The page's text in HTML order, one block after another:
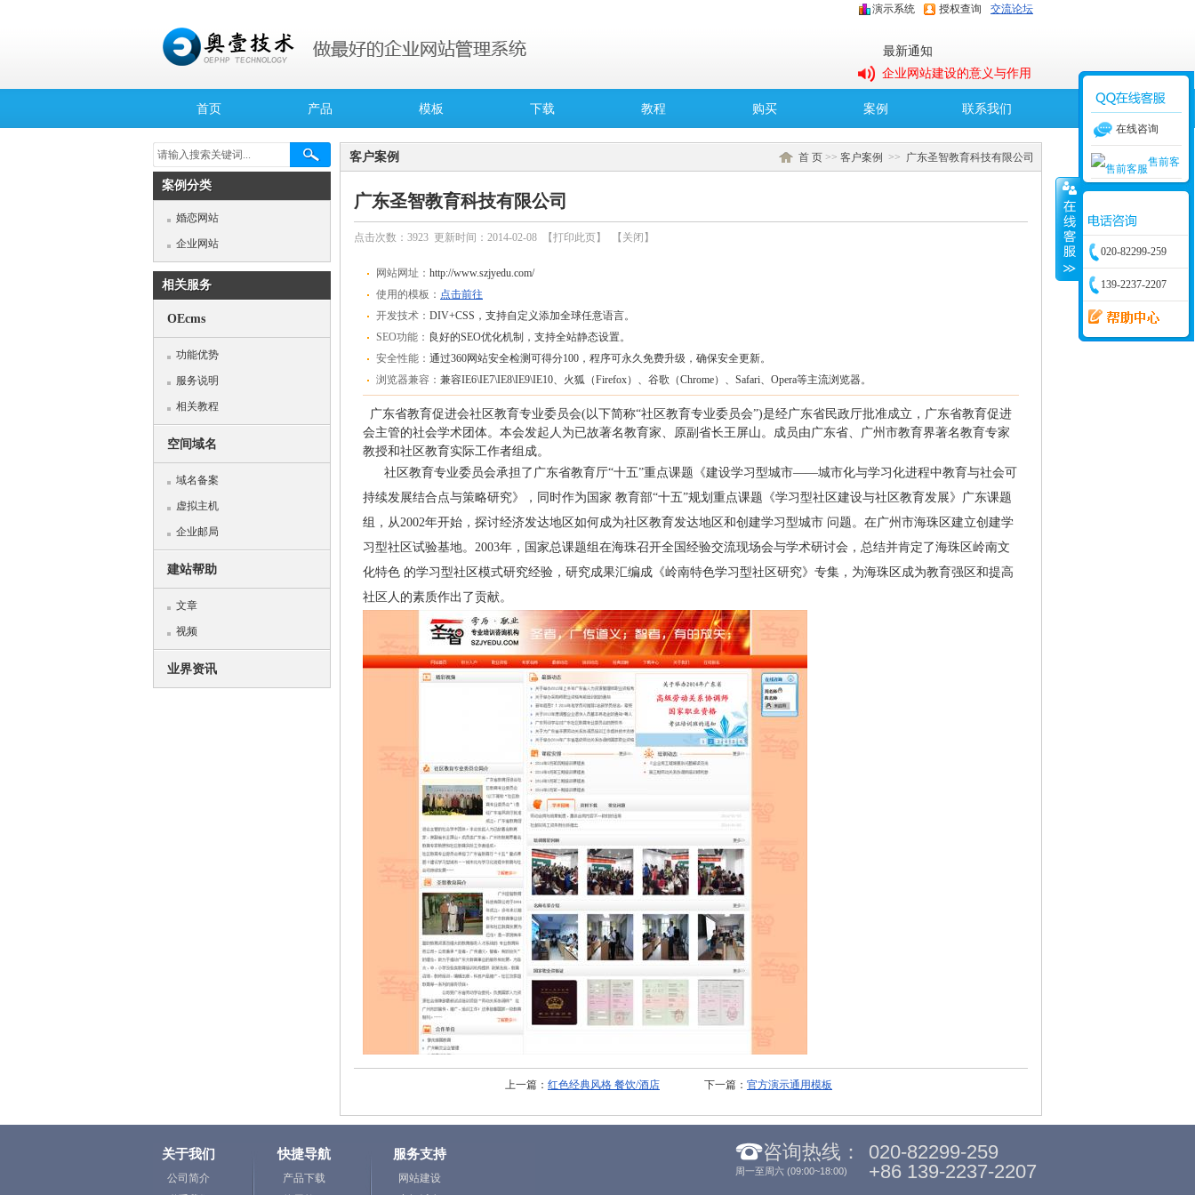
交流论坛
授权查询
演示系统
最新通知
企业网站建设的意义与作用
O2O婚恋交友解决方案
OElove集成五大优势、保障
B2B婚恋交友解决方案
首页 产品 模板 下载 教程 购买 案例 联系我们
请输入搜索关键词...
案例分类
婚恋网站
企业网站
相关服务
OEcms
功能优势
服务说明
相关教程
空间域名
域名备案
虚拟主机
企业邮局
建站帮助
文章
视频
业界资讯
首 页 >> 客户案例 >> 广东圣智教育科技有限公司
客户案例
广东圣智教育科技有限公司
点击次数： 3923 更新时间：2014-02-08 【打印此页】 【 关闭 】
网站网址： http://www.szjyedu.com/
使用的模板： 点击前往
开发技术： DIV+CSS，支持自定义添加全球任意语言。
SEO功能： 良好的SEO优化机制，支持全站静态设置。
安全性能： 通过360网站安全检测可得分100，程序可永久免费升级，确保安全更新。
浏览器兼容： 兼容IE6\IE7\IE8\IE9\IE10、火狐（Firefox）、谷歌（Chrome）、Safari、Opera等主流浏览器。
广东省教育促进会社区教育专业委员会(以下简称“社区教育专业委员会”)是经广东省民政厅批准成立，广东省教育促进
会主管的社会学术团体。本会发起人为已故著名教育家、原副省长王屏山。成员由广东省、广州市教育界著名教育专家
教授和社区教育实际工作者组成。
社区教育专业委员会承担了广东省教育厅“十五”重点课题《建设学习型城市——城市化与学习化进程中教育与社会可
持续发展结合点与策略研究》，同时作为国家 教育部“十五”规划重点课题《学习型社区建设与社区教育发展》广东课题
组，从2002年开始，探讨经济发达地区如何成为社区教育发达地区和创建学习型城市 问题。在广州市海珠区建立创建学
习型社区试验基地。2003年，国家总课题组在海珠召开全国经验交流现场会与学术研讨会，总结并肯定了海珠区岭南文
化特色 的学习型社区模式研究经验，研究成果汇编成《岭南特色学习型社区研究》专集，为海珠区成为教育强区和提高
社区人的素质作出了贡献。
上一篇： 红色经典风格 餐饮/酒店 下一篇： 官方演示通用模板
关于我们
公司简介
快捷导航
产品下载
服务支持
网站建设
咨询热线：
周一至周六 (09:00~18:00)
020-82299-259
+86 139-2237-2207
在线咨询
售前客
020-82299-259
139-2237-2207